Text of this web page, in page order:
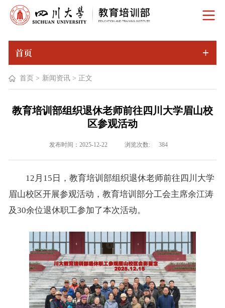
首页
首页 > 新闻资讯 > 正文
教育培训部组织退休老师前往四川大学眉山校
区参观活动
发布时间：2025-12-22 浏览次数: 384
12月15日，教育培训部组织退休老师前往四川大学
眉山校区开展参观活动，教育培训部分工会主席余江涛
及30余位退休职工参加了本次活动。